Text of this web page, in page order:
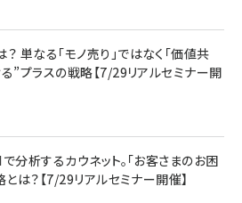
単なる「モノ売り」ではなく「価値共
”プラスの戦略【7/29リアルセミナー開
析するカウネット。「お客さまのお困
は？【7/29リアルセミナー開催】